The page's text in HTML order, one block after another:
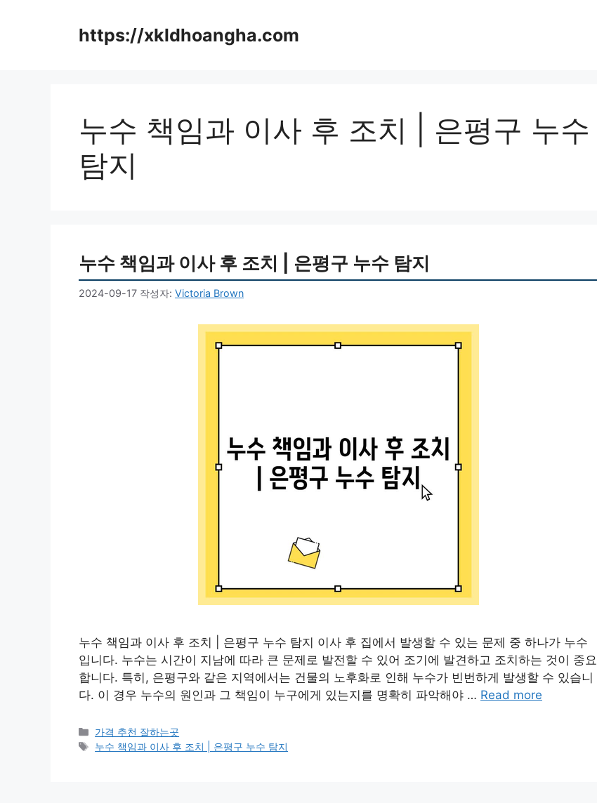
https://xkldhoangha.com
누수 책임과 이사 후 조치 | 은평구 누수
탐지
누수 책임과 이사 후 조치 | 은평구 누수 탐지
2024-09-17 작성자: Victoria Brown
누수 책임과 이사 후 조치 | 은평구 누수 탐지 이사 후 집에서 발생할 수 있는 문제 중 하나가 누수
입니다. 누수는 시간이 지남에 따라 큰 문제로 발전할 수 있어 조기에 발견하고 조치하는 것이 중요
합니다. 특히, 은평구와 같은 지역에서는 건물의 노후화로 인해 누수가 빈번하게 발생할 수 있습니
다. 이 경우 누수의 원인과 그 책임이 누구에게 있는지를 명확히 파악해야 … Read more
카
테
가격 추천 잘하는곳
태
누수 책임과 이사 후 조치 | 은평구 누수 탐지